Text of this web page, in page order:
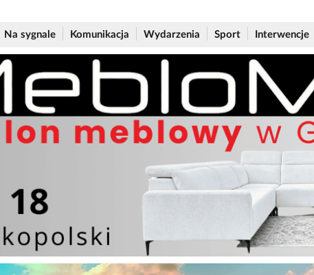
Na sygnale Komunikacja Wydarzenia Sport Interwencje